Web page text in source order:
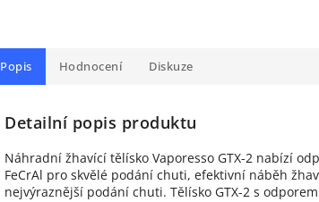
Popis Hodnocení Diskuze
Detailní popis produktu
Náhradní žhavící tělísko Vaporesso GTX-2 nabízí
FeCrAl pro skvělé podání chuti, efektivní náběh
nejvýraznější podání chuti. Tělísko GTX-2 s